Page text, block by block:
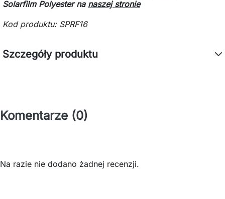
Solarfilm Polyester na naszej stronie
Kod produktu: SPRF16
Szczegóły produktu
Komentarze (0)
Na razie nie dodano żadnej recenzji.